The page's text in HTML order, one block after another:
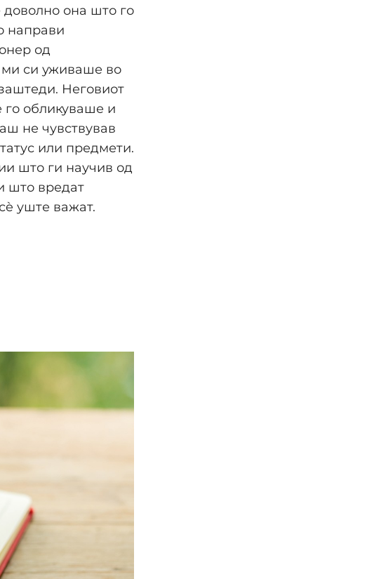
она што го
направи
од
ми си уживаше во
Неговиот
го обликуваше и
не чувствував
или предмети.
што ги научив од
што вредат
уште важат.